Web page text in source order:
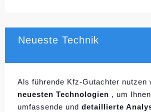
Neueste Technik
Als führende Kfz-Gutachter nutzen
neuesten Technologien , um
umfassende und detaillierte